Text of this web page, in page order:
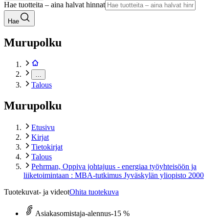
Hae tuotteita – aina halvat hinnat
Hae
Murupolku
Talous
Murupolku
Etusivu
Kirjat
Tietokirjat
Talous
Pehrman, Oppiva johtajuus - energiaa työyhteisöön ja
liiketoimintaan : MBA-tutkimus Jyväskylän yliopisto 2000
Tuotekuvat- ja videotOhita tuotekuva
Asiakasomistaja-alennus-15 %